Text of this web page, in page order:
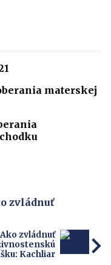
materskej
zvládnuť
Ako zvládnuť
Kachliar